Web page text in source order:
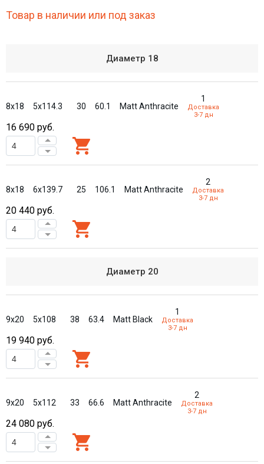
Товар в наличии или под заказ
Диаметр 18
8x18 5x114.3 30 60.1 Matt Anthracite
1
Доставка
3-7 дн
16 690 руб.
8x18 6x139.7 25 106.1 Matt Anthracite
2
Доставка
3-7 дн
20 440 руб.
Диаметр 20
9x20 5x108 38 63.4 Matt Black
1
Доставка
3-7 дн
19 940 руб.
9x20 5x112 33 66.6 Matt Anthracite
2
Доставка
3-7 дн
24 080 руб.